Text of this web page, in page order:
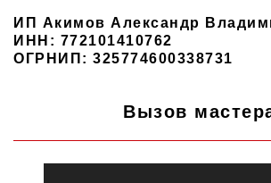
ИП Акимов Александр
ИНН: 772101410762
ОГРНИП: 325774600338731
Вызов